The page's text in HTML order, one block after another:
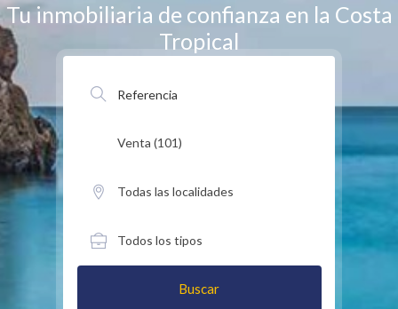
Tu inmobiliaria de confianza en la Costa
Tropical
Buscar